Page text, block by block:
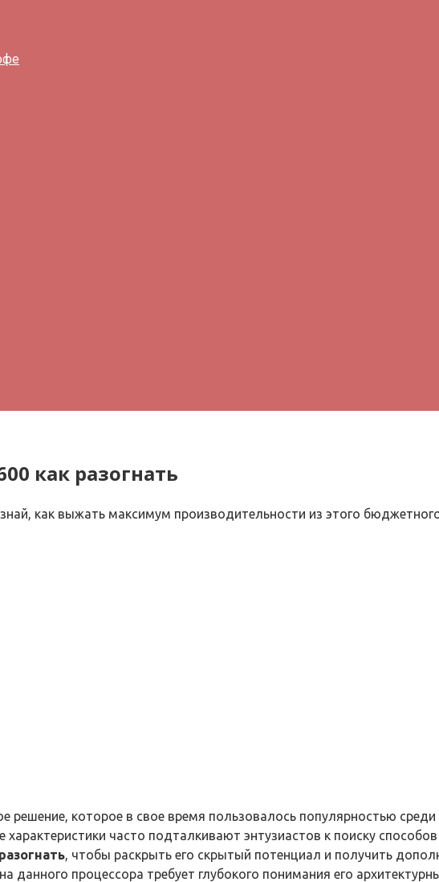
как разогнать
как выжать максимум производительности из этого
решение, которое в свое время пользовалось популярностью
часто подталкивают энтузиастов к поиску
, чтобы раскрыть его скрытый потенциал и получить
данного процессора требует глубокого понимания его